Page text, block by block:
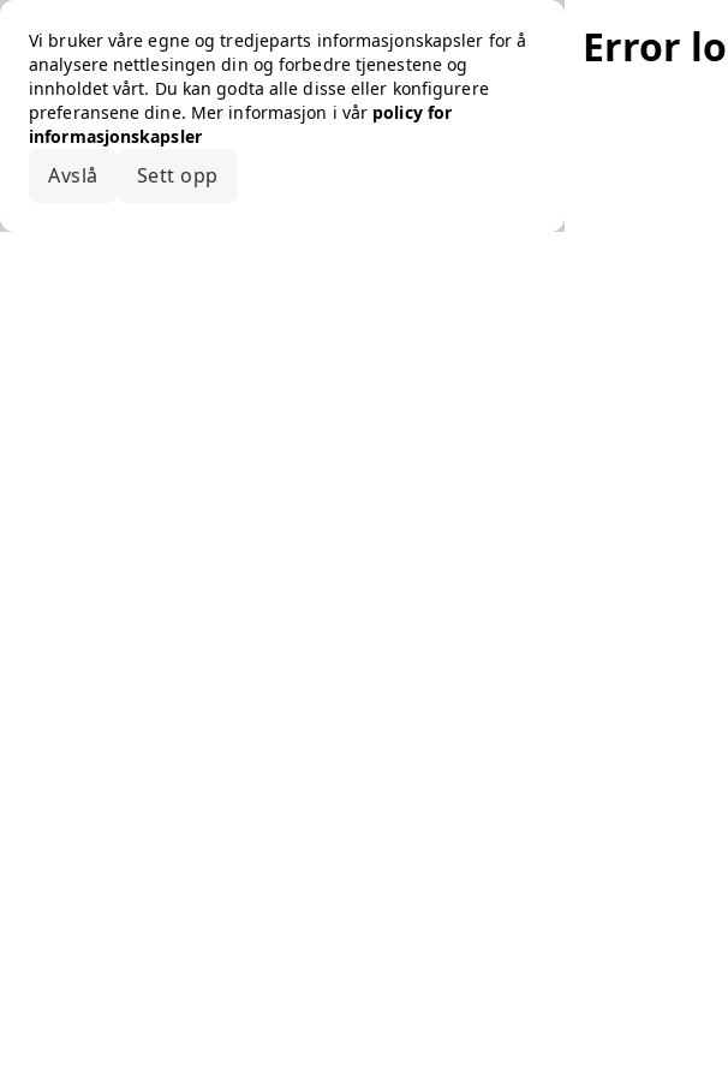
Vi bruker våre egne og tredjeparts informasjonskapsler for å
analysere nettlesingen din og forbedre tjenestene og
innholdet vårt. Du kan godta alle disse eller konfigurere
preferansene dine. Mer informasjon i vår policy for
informasjonskapsler
Avslå Sett opp
Error